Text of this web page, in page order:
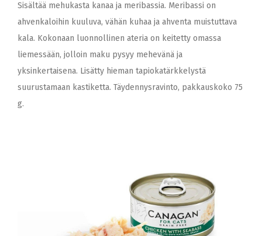
Sisältää mehukasta kanaa ja meribassia. Meribassi on
ahvenkaloihin kuuluva, vähän kuhaa ja ahventa muistuttava
kala. Kokonaan luonnollinen ateria on keitetty omassa
liemessään, jolloin maku pysyy mehevänä ja
yksinkertaisena. Lisätty hieman tapiokatärkkelystä
suurustamaan kastiketta. Täydennysravinto, pakkauskoko 75
g.